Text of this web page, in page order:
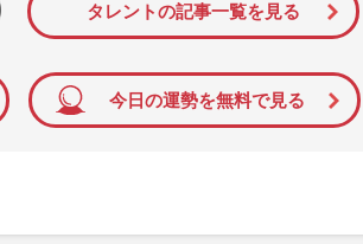
タレントの記事一覧を見る
今日の運勢を無料で見る